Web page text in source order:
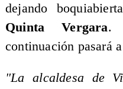
dejando
Quinta Vergara.
continuación pasará
"La alcaldesa de